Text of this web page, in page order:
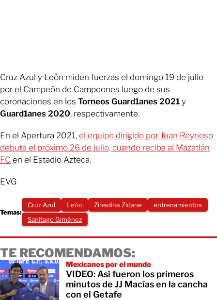
Cruz Azul y León miden fuerzas el domingo 19 de julio
por el Campeón de Campeones luego de sus
coronaciones en los Torneos Guard1anes 2021 y
Guard1anes 2020, respectivamente.
En el Apertura 2021, el equipo dirigido por Juan Reynoso
debuta el próximo 26 de julio, cuando reciba al Mazatlán
FC en el Estadio Azteca.
EVG
Temas:
Cruz Azul León Zinedine Zidane
entrenamientos
Sanitago Giménez
TE RECOMENDAMOS:
Mexicanos por el mundo
VIDEO: Así fueron los primeros
minutos de JJ Macías en la cancha
con el Getafe